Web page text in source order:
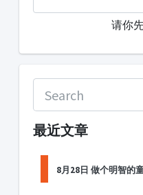
请你
最近文章
8月28日 做个明智的